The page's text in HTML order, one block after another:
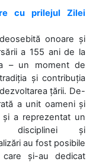
cu prilejul Zilei
onoare și
a 155 ani de la
– un moment de
și contribuția
țării. De-
a unit oameni și
și a reprezentat un
disciplinei și
au fost posibile
care și-au dedicat